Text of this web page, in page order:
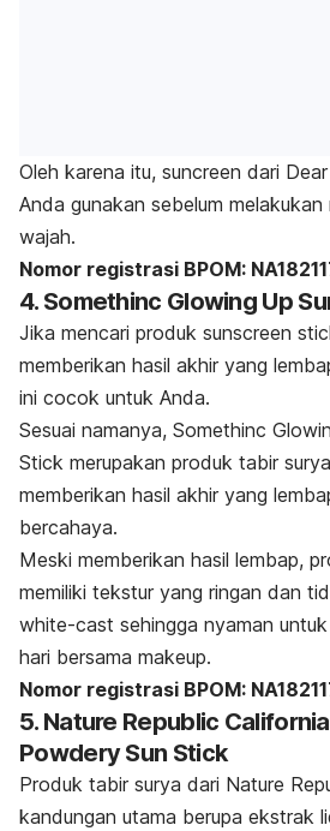
Oleh karena itu, suncreen dari
Anda gunakan sebelum melakukan
wajah.
Nomor registrasi BPOM:
4. Somethinc Glowing Up
Jika mencari produk sunscreen
memberikan hasil akhir yang
ini cocok untuk Anda.
Sesuai namanya, Somethinc
Stick merupakan produk tabir
memberikan hasil akhir yang
bercahaya.
Meski memberikan hasil lembap,
memiliki tekstur yang ringan dan
white-cast sehingga nyaman
hari bersama makeup.
Nomor registrasi BPOM:
5. Nature Republic
Powdery Sun Stick
Produk tabir surya dari Nature
kandungan utama berupa ekstrak